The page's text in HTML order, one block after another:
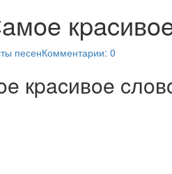
песенКомментарии: 0
кpacивoe